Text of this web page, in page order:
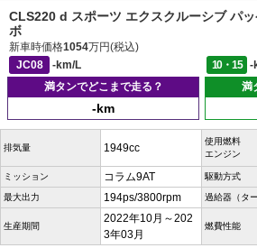
CLS220 d スポーツ エクスクルーシブ パ
ボ
新車時価格1054万円(税込)
JC08
-km/L 10・15
-
満タンでどこまで走る？
-km
満
排気量 1949cc
使用燃料
エンジン
ミッション コラム9AT 駆動方式
最大出力 194ps/3800rpm 過給器（ター
生産期間
2022年10月～202
3年03月
燃費性能